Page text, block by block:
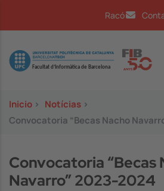
Racó
Image
Inicio > Notícias >
Convocatoria “Becas Nacho
Convocatoria “Becas
Navarro” 2023-2024